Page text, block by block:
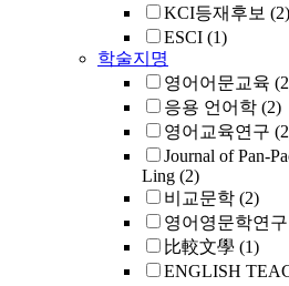
KCI등재후보 (2)
ESCI (1)
학술지명
영어어문교육
응용 언어학 (2)
영어교육연구
Journal of Pan-
Ling (2)
비교문학 (2)
영어영문학연구
比較文學 (1)
ENGLISH